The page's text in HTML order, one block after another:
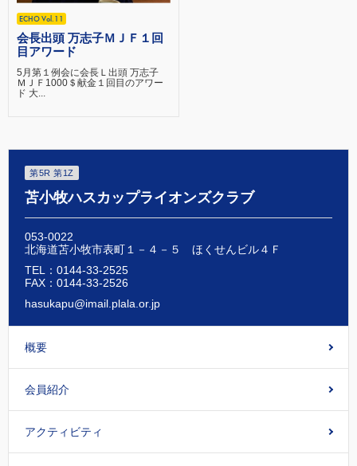
ECHO Vol.11
会長出頭 万志子ＭＪＦ１回
目アワード
5月第１例会に会長Ｌ出頭 万志子
ＭＪＦ1000＄献金１回目のアワー
ド 大...
第5R 第1Z
苫小牧ハスカップライオンズクラブ
053-0022
北海道苫小牧市表町１－４－５ ほくせんビル４Ｆ
TEL：0144-33-2525
FAX：0144-33-2526
hasukapu@imail.plala.or.jp
概要
会員紹介
アクティビティ